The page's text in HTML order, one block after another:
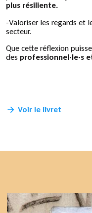
plus résiliente.
-Valoriser les regards et
secteur.
Que cette réflexion
des professionnel·le·s
Voir le livret